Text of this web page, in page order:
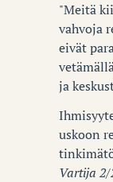
"Meitä
vahvoja
eivät
ja
uskoon
Vartija 2/